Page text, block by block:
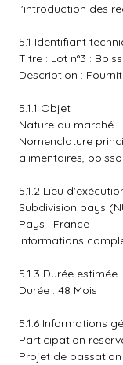
l'introduction des
5.1 Identifiant
Titre : Lot n°3 :
Description :
5.1.1 Objet
Nature du marché :
Nomenclature
alimentaires,
5.1.2 Lieu
Subdivision pays
Pays : France
Informations
5.1.3 Durée estimée
Durée : 48 Mois
5.1.6 Informations
Participation
Projet de